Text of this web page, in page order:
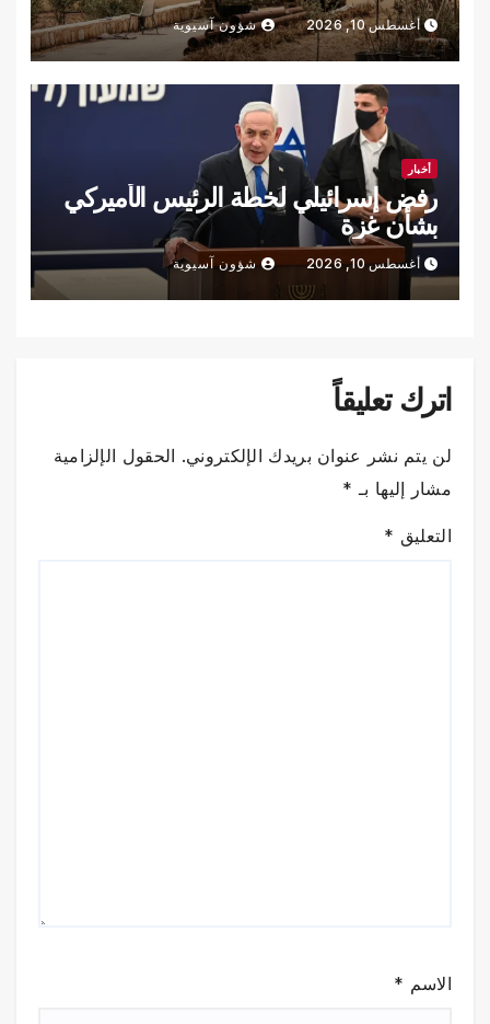
أغسطس 10, 2026 شؤون آسيوية
أخبار
رفض إسرائيلي لخطة الرئيس الأميركي
بشأن غزة
أغسطس 10, 2026 شؤون آسيوية
اترك تعليقاً
لن يتم نشر عنوان بريدك الإلكتروني. الحقول الإلزامية
مشار إليها بـ *
التعليق *
الاسم *